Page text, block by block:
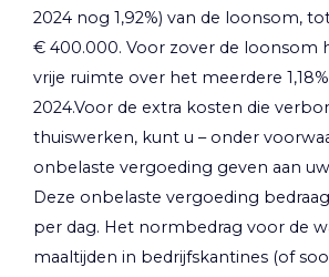
2024 nog 1,92%) van de loonsom,
€ 400.000. Voor zover de loonsom
vrije ruimte over het meerdere
2024.Voor de extra kosten die
thuiswerken, kunt u – onder
onbelaste vergoeding geven aan
Deze onbelaste vergoeding
per dag. Het normbedrag voor de
maaltijden in bedrijfskantines (of